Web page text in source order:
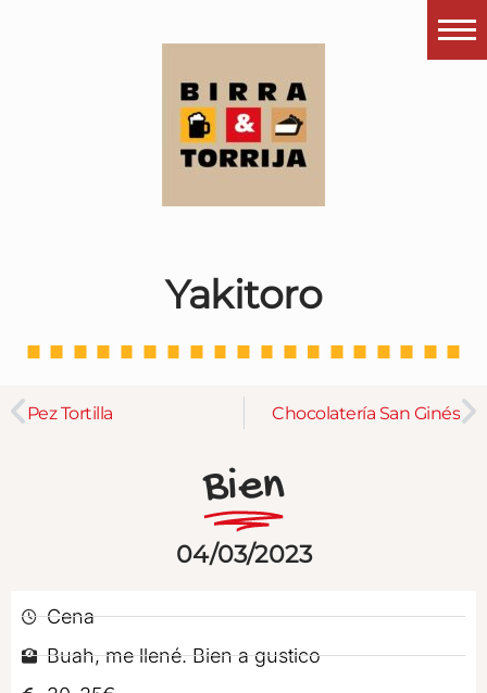
¿Esto que es pués?
Últimas visitas
Todos los garitos
Por el mundo
Contactar
Instagram
Yakitoro
Pez Tortilla Chocolatería San Ginés
Bien
04/03/2023
Cena
Buah, me llené. Bien a gustico